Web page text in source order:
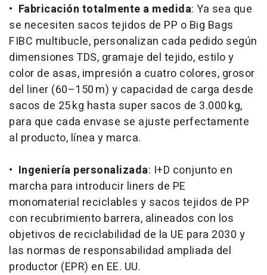
• Fabricación totalmente a medida: Ya sea que
se necesiten sacos tejidos de PP o Big Bags
FIBC multibucle, personalizan cada pedido según
dimensiones TDS, gramaje del tejido, estilo y
color de asas, impresión a cuatro colores, grosor
del liner (60–150 m) y capacidad de carga desde
sacos de 25 kg hasta super sacos de 3.000 kg,
para que cada envase se ajuste perfectamente
al producto, línea y marca.
• Ingeniería personalizada: I+D conjunto en
marcha para introducir liners de PE
monomaterial reciclables y sacos tejidos de PP
con recubrimiento barrera, alineados con los
objetivos de reciclabilidad de la UE para 2030 y
las normas de responsabilidad ampliada del
productor (EPR) en EE. UU.